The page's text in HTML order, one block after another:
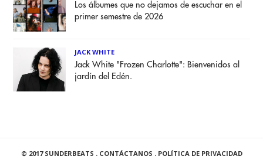
Los álbumes que no dejamos de escuchar en el
primer semestre de 2026
JACK WHITE
Jack White "Frozen Charlotte": Bienvenidos al
jardín del Edén.
© 2017 SUNDERBEATS . CONTÁCTANOS . POLÍTICA DE PRIVACIDAD